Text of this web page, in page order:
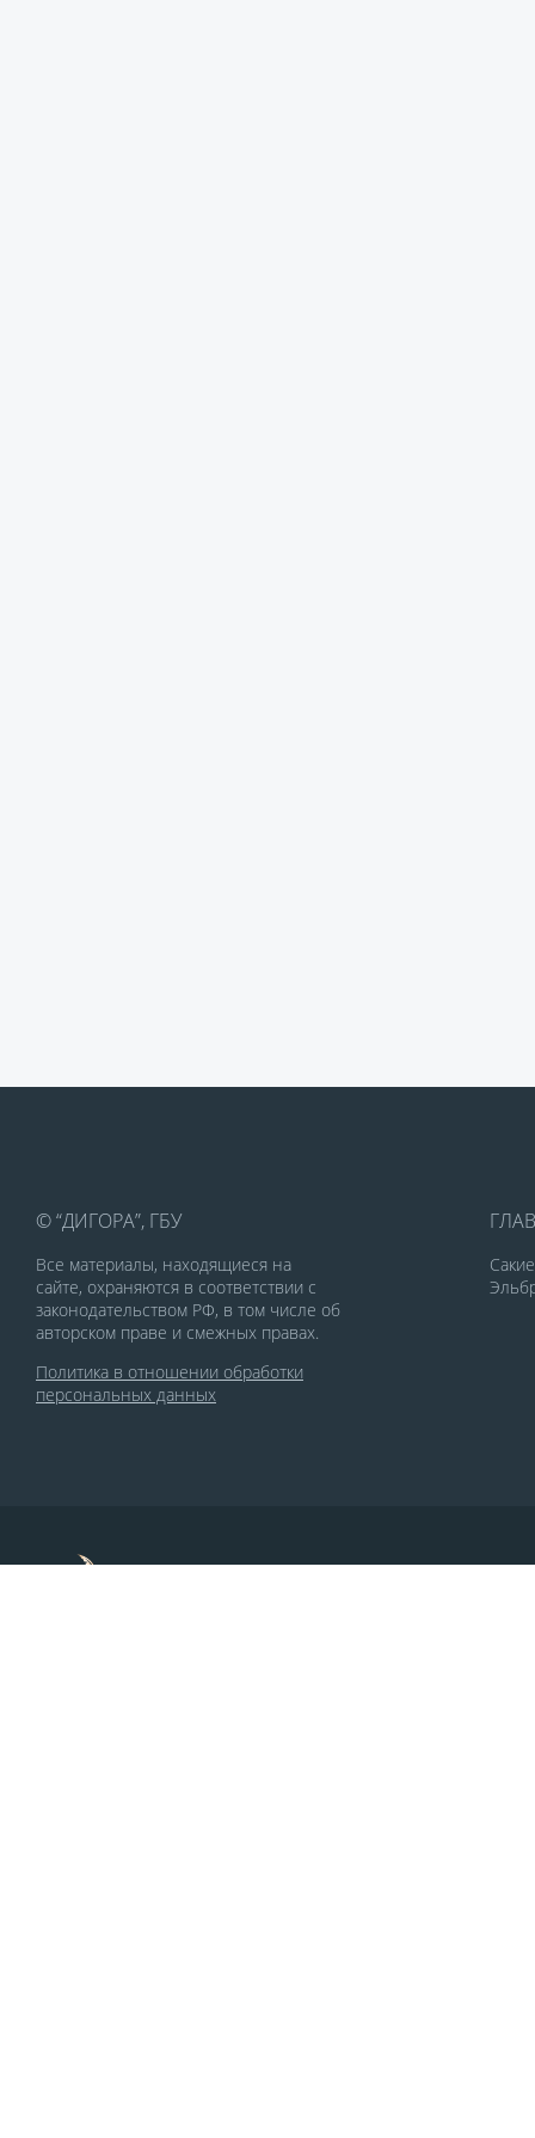
© “ДИГОРА”, ГБУ
Все материалы, находящиеся на
сайте, охраняются в соответствии с
законодательством РФ, в том числе об
авторском праве и смежных правах.
Политика в отношении обработки
персональных данных